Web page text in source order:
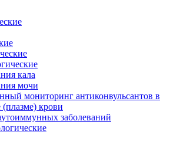
кала
мочи
мониторинг антиконвульсантов в
(плазме) крови
заболеваний